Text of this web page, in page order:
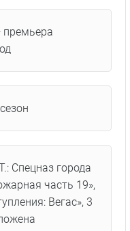
премьера
Спецназ города
часть 19»,
Вегас», 3